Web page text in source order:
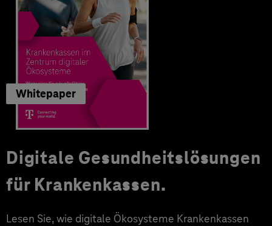
Whitepaper
Digitale Gesundheitslösungen
für Krankenkassen.
Lesen Sie, wie digitale Ökosysteme Krankenkassen